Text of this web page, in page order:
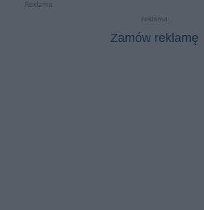
Reklama
reklama
Zamów reklamę